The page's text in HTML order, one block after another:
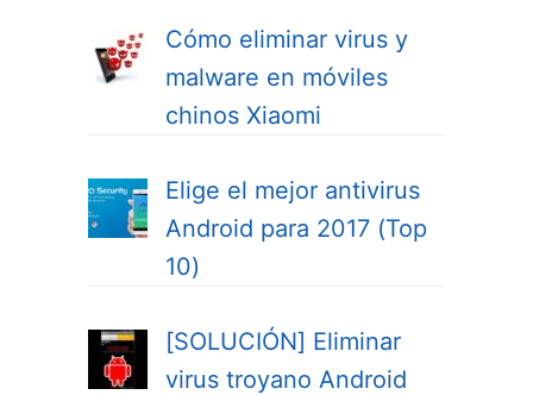
Cómo eliminar virus y
malware en móviles
chinos Xiaomi
Elige el mejor antivirus
Android para 2017 (Top
10)
[SOLUCIÓN] Eliminar
virus troyano Android